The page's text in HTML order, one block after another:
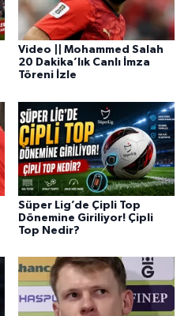
Video || Mohammed Salah
20 Dakika’lık Canlı İmza
Töreni İzle
Süper Lig’de Çipli Top
Dönemine Giriliyor! Çipli
Top Nedir?